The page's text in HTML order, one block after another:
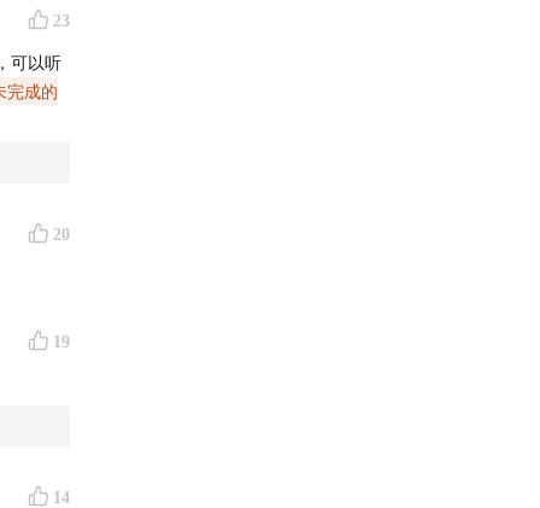
23
可以听
完成的
20
19
14